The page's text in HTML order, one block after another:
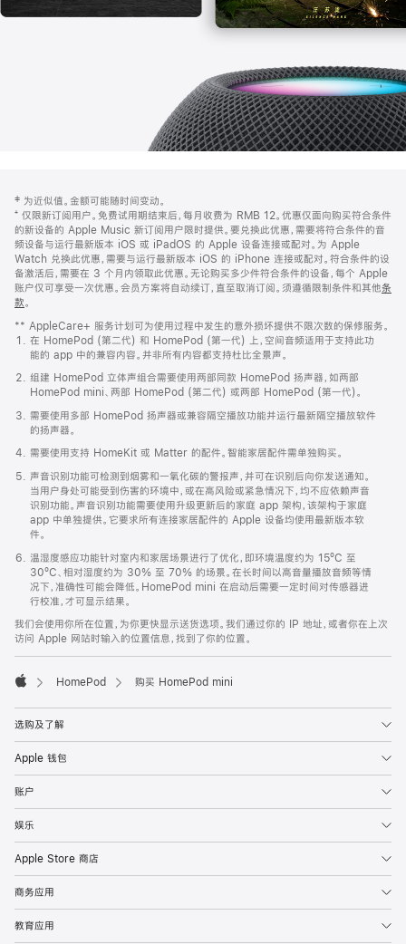
页
页
脚
注
‡ 为近似值。金额可能随时间变动。
⁺ 仅限新订阅用户。免费试用期结束后，每月收费为 RMB 12。优惠仅面向购买符合条件
的新设备的 Apple Music 新订阅用户限时提供。要兑换此优惠，需要将符合条件的音
频设备与运行最新版本 iOS 或 iPadOS 的 Apple 设备连接或配对。为 Apple
Watch 兑换此优惠，需要与运行最新版本 iOS 的 iPhone 连接或配对。符合条件的设
备激活后，需要在 3 个月内领取此优惠。无论购买多少件符合条件的设备，每个 Apple
账户仅可享受一次优惠。会员方案将自动续订，直至取消订阅。须遵循限制条件和其他条
款。
窗
口
中
打
开)
** AppleCare+ 服务计划可为使用过程中发生的意外损坏提供不限次数的保修服务。
在 HomePod (第二代) 和 HomePod (第一代) 上，空间音频适用于支持此功
能的 app 中的兼容内容。并非所有内容都支持杜比全景声。
组建 HomePod 立体声组合需要使用两部同款 HomePod 扬声器，如两部
HomePod mini、两部 HomePod (第二代) 或两部 HomePod (第一代)。
需要使用多部 HomePod 扬声器或兼容隔空播放功能并运行最新隔空播放软件
的扬声器。
需要使用支持 HomeKit 或 Matter 的配件。智能家居配件需单独购买。
声音识别功能可检测到烟雾和一氧化碳的警报声，并可在识别后向你发送通知。
当用户身处可能受到伤害的环境中，或在高风险或紧急情况下，均不应依赖声音
识别功能。声音识别功能需要使用升级更新后的家庭 app 架构，该架构于家庭
app 中单独提供。它要求所有连接家居配件的 Apple 设备均使用最新版本软
件。
温湿度感应功能针对室内和家居场景进行了优化，即环境温度约为 15ºC 至
30ºC、相对湿度约为 30% 至 70% 的场景。在长时间以高音量播放音频等情
况下，准确性可能会降低。HomePod mini 在启动后需要一定时间对传感器进
行校准，才可显示结果。
我们会使用你所在位置，为你更快显示送货选项。我们通过你的 IP 地址，或者你在上次
访问 Apple 网站时输入的位置信息，找到了你的位置。
HomePod 购买 HomePod mini
选购及了解
Apple 钱包
账户
娱乐
Apple Store 商店
商务应用
教育应用